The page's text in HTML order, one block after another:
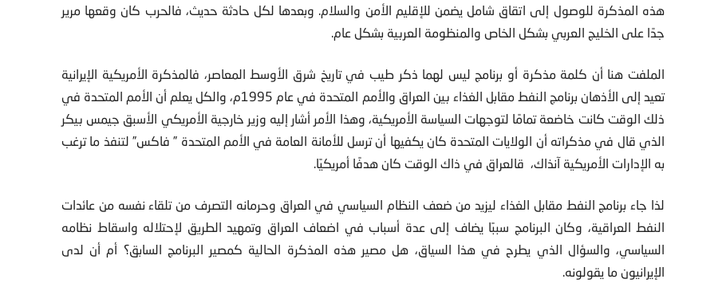
هذه المذكرة للوصول إلى اتقاق شامل يضمن للإقليم الأمن والسلام. وبعدها لكل حادثة حديث، فالحرب كان وقعها مرير
جدًا على الخليج العربي بشكل الخاص والمنظومة العربية بشكل عام.
الملفت هنا أن كلمة مذكرة أو برنامج ليس لهما ذكر طيب في تاريخ شرق الأوسط المعاصر، فالمذكرة الأمريكية الإيرانية
تعيد إلى الأذهان برنامج النفط مقابل الغذاء بين العراق والأمم المتحدة في عام 1995م، والكل يعلم أن الأمم المتحدة في
ذلك الوقت كانت خاضعة تمامًا لتوجهات السياسة الأمريكية، وهذا الأمر أشار إليه وزير خارجية الأمريكي الأسبق جيمس بيكر
الذي قال في مذكراته أن الولايات المتحدة كان يكفيها أن ترسل للأمانة العامة في الأمم المتحدة ” فاكس” لتنفذ ما ترغب
به الإدارات الأمريكية آنذاك، قالعراق في ذاك الوقت كان هدفًا أمريكيًا.
لذا جاء برنامج النفط مقابل الغذاء ليزيد من ضعف النظام السياسي في العراق وحرمانه التصرف من تلقاء نفسه من عائدات
النفط العراقية، وكان البرنامج سببًا يضاف إلى عدة أسباب في اضعاف العراق وتمهيد الطريق لإحتلاله واسقاط نظامه
السياسي، والسؤال الذي يطرح في هذا السياق، هل مصير هذه المذكرة الحالية كمصير البرنامج السابق؟ أم أن لدى
الإيرانيون ما يقولونه.